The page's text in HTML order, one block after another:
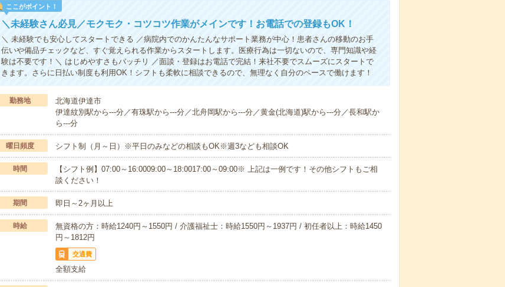
ここがポイント！
＼未経験さん必見／モクモク・コツコツ作業がメインです！お電話での登録もOK！
＼ 未経験でも安心してスタートできる ／病院内でのかんたんなサポート業務が中心！患者さんの移動のお手
伝いや備品チェックなど、すぐ覚えられる作業からスタートします。医療行為は一切ないので、専門知識や経
験は不要です！＼ はじめやすさもバッチリ ／面談・登録はお電話で完結！来社不要でスムーズにスタートで
きます。さらに日払い制度も利用OK！シフトも柔軟に相談できるので、無理なく自分のペースで働けます！
勤務地
北海道伊達市
伊達紋別駅から---分／有珠駅から---分／北舟岡駅から---分／黄金(北海道)駅から---分／長和駅か
ら---分
曜日頻度 シフト制（月～日）※平日のみなどの相談もOK※週3なども相談OK
時間
【シフト例】07:00～16:0009:00～18:0017:00～09:00※ 上記は一例です！その他シフトもご相
談ください！
期間 即日～2ヶ月以上
時給
無資格の方：時給1240円～1550円 / 介護福祉士：時給1550円～1937円 / 初任者以上：時給1450
円～1812円
交通費
全額支給